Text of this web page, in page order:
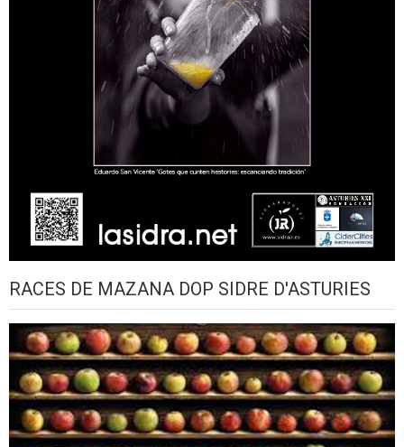
RACES DE MAZANA DOP SIDRE D'ASTURIES